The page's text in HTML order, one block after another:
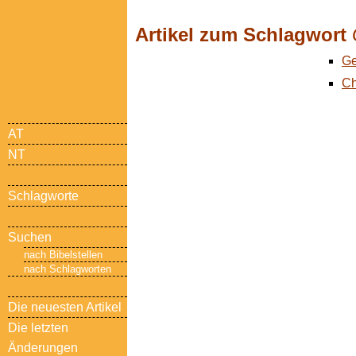
Artikel zum Schlagwort
AT
NT
Schlagworte
Suchen
nach Bibelstellen
nach Schlagworten
Die neuesten Artikel
Die letzten
Änderungen